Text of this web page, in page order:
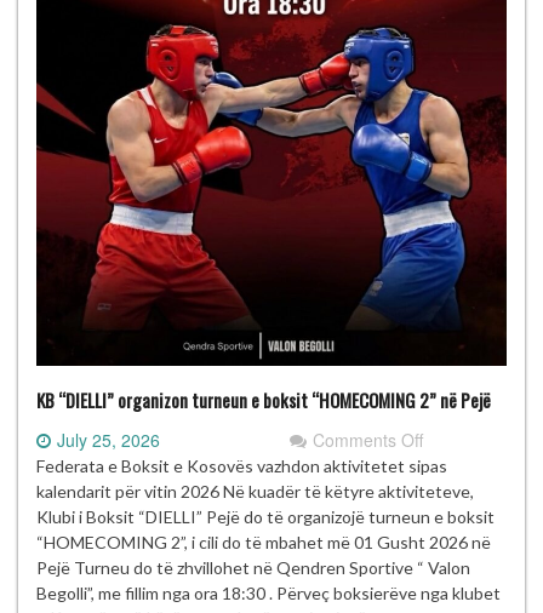
KB “DIELLI” organizon turneun e boksit “HOMECOMING 2” në Pejë
July 25, 2026 Comments Offon
KB
“DIELLI”
organizon
turneun
e
boksit
Federata e Boksit e Kosovës vazhdon aktivitetet sipas
kalendarit për vitin 2026 Në kuadër të këtyre aktiviteteve,
Klubi i Boksit “DIELLI” Pejë do të organizojë turneun e boksit
“HOMECOMING 2”, i cili do të mbahet më 01 Gusht 2026 në
Pejë Turneu do të zhvillohet në Qendren Sportive “ Valon
Begolli”, me fillim nga ora 18:30 . Përveç boksierëve nga klubet